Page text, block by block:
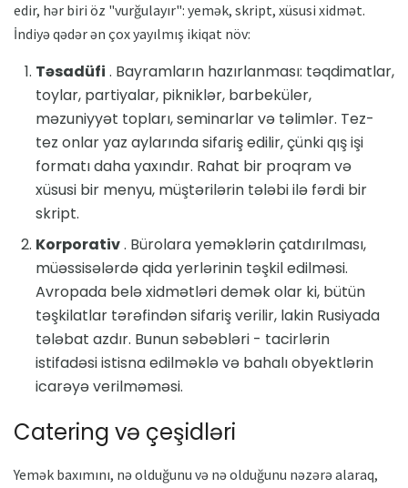
edir, hər biri öz "vurğulayır": yemək, skript, xüsusi xidmət.
İndiyə qədər ən çox yayılmış ikiqat növ:
Təsadüfi . Bayramların hazırlanması: təqdimatlar,
toylar, partiyalar, pikniklər, barbeküler,
məzuniyyət topları, seminarlar və təlimlər. Tez-
tez onlar yaz aylarında sifariş edilir, çünki qış işi
formatı daha yaxındır. Rahat bir proqram və
xüsusi bir menyu, müştərilərin tələbi ilə fərdi bir
skript.
Korporativ. Bürolara yeməklərin çatdırılması,
müəssisələrdə qida yerlərinin təşkil edilməsi.
Avropada belə xidmətləri demək olar ki, bütün
təşkilatlar tərəfindən sifariş verilir, lakin Rusiyada
tələbat azdır. Bunun səbəbləri - tacirlərin
istifadəsi istisna edilməklə və bahalı obyektlərin
icarəyə verilməməsi.
Catering və çeşidləri
Yemək baxımını, nə olduğunu və nə olduğunu nəzərə alaraq,